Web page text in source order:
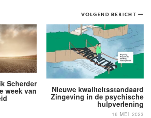
VOLGEND BERICHT
Nieuwe kwaliteitsstandaard
Zingeving in de psychische
hulpverlening
16 MEI 2023
Scherder
week van